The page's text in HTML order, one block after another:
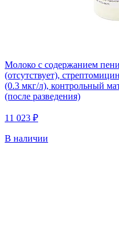
Молоко с содержанием
(отсутствует),
(0.3 мкг/л), контрольный
(после разведения)
11 023 ₽
В наличии